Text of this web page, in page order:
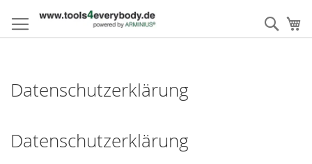
zum
Inhalt
Datenschutzerklärung
Datenschutzerklärung